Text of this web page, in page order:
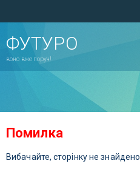
ФУТУРО
воно вже поруч!
Помилка
Вибачайте, сторінку не знайдено.